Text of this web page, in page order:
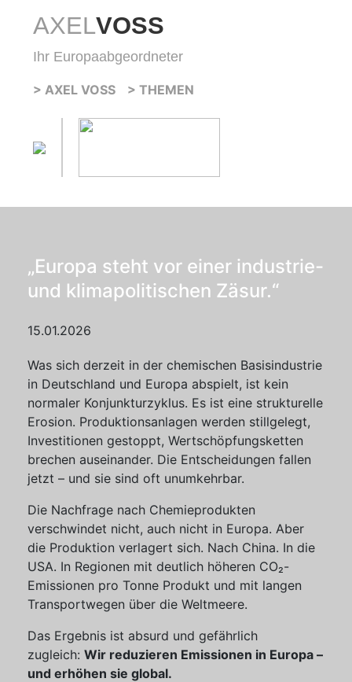
AXELVOSS
Ihr Europaabgeordneter
> AXEL VOSS > THEMEN
„Europa steht vor einer industrie-
und klimapolitischen Zäsur.“
15.01.2026
Was sich derzeit in der chemischen Basisindustrie
in Deutschland und Europa abspielt, ist kein
normaler Konjunkturzyklus. Es ist eine strukturelle
Erosion. Produktionsanlagen werden stillgelegt,
Investitionen gestoppt, Wertschöpfungsketten
brechen auseinander. Die Entscheidungen fallen
jetzt – und sie sind oft unumkehrbar.
Die Nachfrage nach Chemieprodukten
verschwindet nicht, auch nicht in Europa. Aber
die Produktion verlagert sich. Nach China. In die
USA. In Regionen mit deutlich höheren CO₂-
Emissionen pro Tonne Produkt und mit langen
Transportwegen über die Weltmeere.
Das Ergebnis ist absurd und gefährlich
zugleich: Wir reduzieren Emissionen in Europa –
und erhöhen sie global.